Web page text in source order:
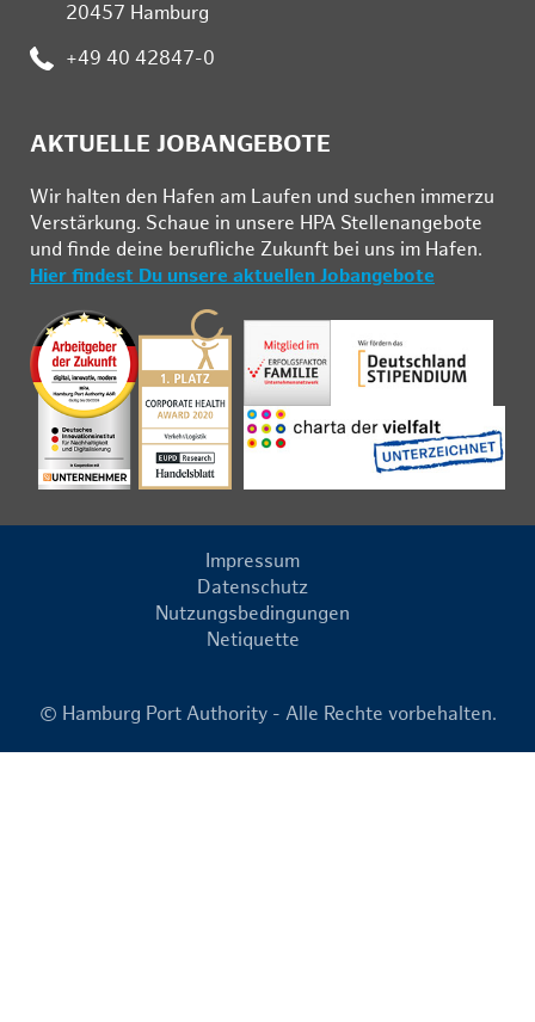
20457 Hamburg
: +49 40 42847-0
AKTUELLE JOBANGEBOTE
Wir hal­ten den Ha­fen am Lau­fen und su­chen im­mer­zu
Ver­stär­kung. Schau­e in un­se­re HPA Stel­len­an­ge­bo­te
und fin­de deine be­ruf­li­che Zu­kunft bei uns im Ha­fen.
Hier findest Du unsere aktuellen Jobangebote
Impressum
Datenschutz
Nutzungsbedingungen
Netiquette
© Hamburg Port Authority - Alle Rechte vorbehalten.